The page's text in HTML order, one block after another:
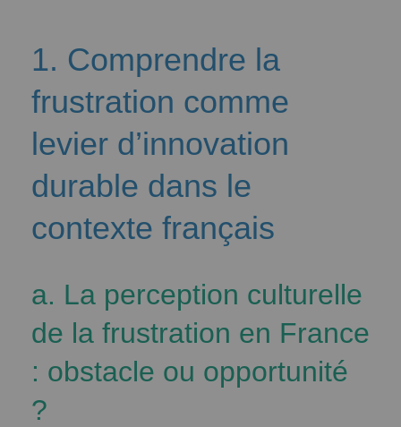
1. Comprendre la
frustration comme
levier d’innovation
durable dans le
contexte français
a. La perception culturelle
de la frustration en France
: obstacle ou opportunité
?